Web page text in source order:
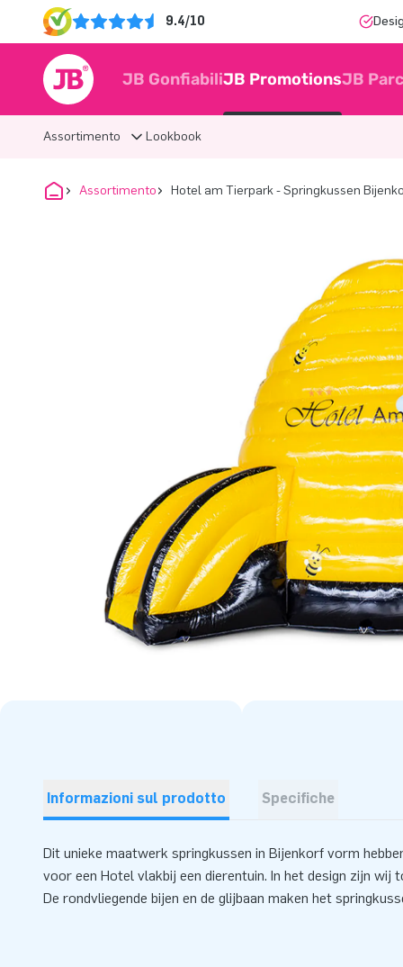
9.4/10
JB GonfiabiliJB PromotionsJB
Assortimento Lookbook
Assortimento Hotel am Tierpark - Springkussen
Informazioni sul prodotto Specifiche
Dit unieke maatwerk springkussen in Bijenkorf vorm
voor een Hotel vlakbij een dierentuin. In het design zijn wij
De rondvliegende bijen en de glijbaan maken het